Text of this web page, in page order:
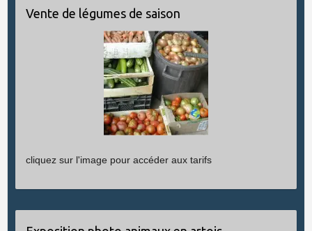
Vente de légumes de saison
cliquez sur l'image pour accéder aux tarifs